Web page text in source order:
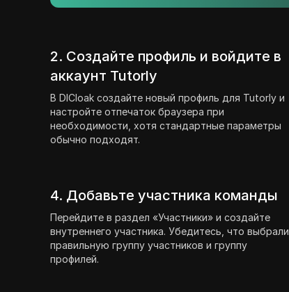
2. Создайте профиль и войдите в
аккаунт Tutorly
В DICloak создайте новый профиль для Tutorly и
настройте отпечаток браузера при
необходимости, хотя стандартные параметры
обычно подходят.
4. Добавьте участника команды
Перейдите в раздел «Участники» и создайте
внутреннего участника. Убедитесь, что выбрали
правильную группу участников и группу
профилей.